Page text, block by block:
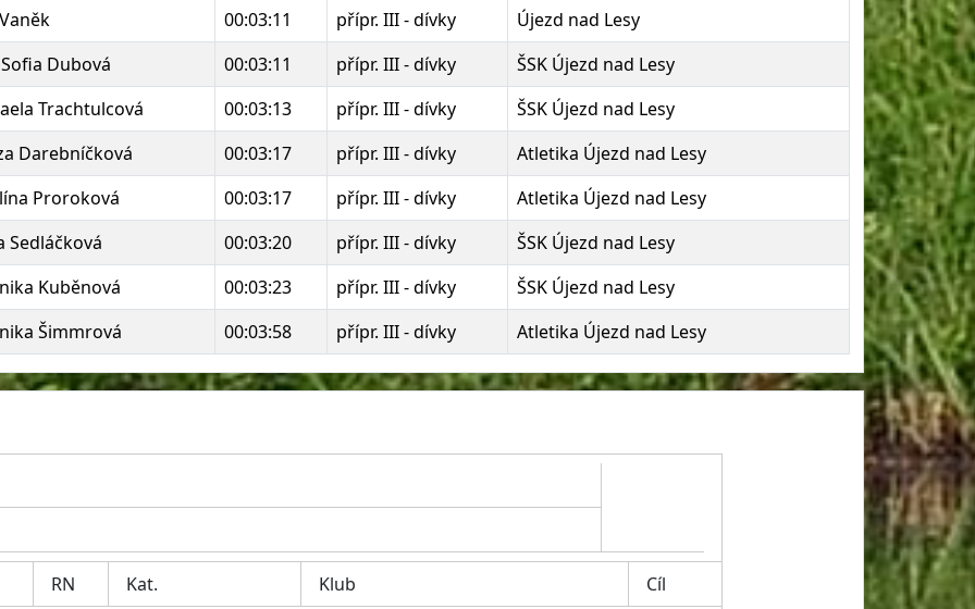
00:03:11 přípr. III - dívky
Újezd nad Lesy
Dubová
00:03:11 přípr. III - dívky
ŠSK Újezd nad Lesy
Trachtulcová
00:03:13 přípr. III - dívky
ŠSK Újezd nad Lesy
Darebníčková
00:03:17 přípr. III - dívky
Atletika Újezd nad Lesy
Proroková
00:03:17 přípr. III - dívky
Atletika Újezd nad Lesy
Sedláčková
00:03:20 přípr. III - dívky
ŠSK Újezd nad Lesy
Kuběnová
00:03:23 přípr. III - dívky
ŠSK Újezd nad Lesy
Šimmrová
00:03:58 přípr. III - dívky Atletika Újezd nad Lesy
RN Kat. Klub Cíl